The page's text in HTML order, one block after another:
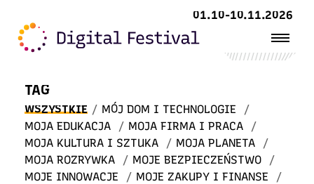
01.10-10.11.2026
w STREFIE WIEDZY
TAG
WSZYSTKIE / MÓJ DOM I TECHNOLOGIE
/
MOJA EDUKACJA
/ MOJA FIRMA I PRACA
/
MOJA KULTURA I SZTUKA
/ MOJA PLANETA
/
MOJA ROZRYWKA
/ MOJE BEZPIECZEŃSTWO
/
MOJE INNOWACJE
/ MOJE ZAKUPY I FINANSE
/